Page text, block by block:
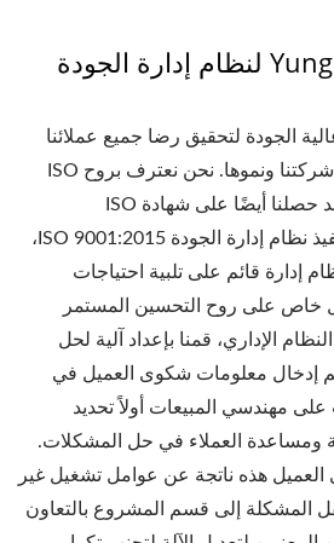
شهادة Yung Soon Lih لنظام إدارة الجودة
الجودة لتحقيق رضا جميع عملائنا
وأيضًا للحفاظ على تقدم شركتنا ونموها. نحن نعترف بروح ISO
9001:2015 الأساسية وقد حصلنا أيضًا على شهادة ISO
9001:2015. من خلال تنفيذ نظام إدارة الجودة ISO 9001:2015،
إدارة قائم على تلبية احتياجات
خاص على روح التحسين المستمر
الإداري، قمنا بإعداد آلية لحل
إدخال معلومات شكوى العميل في
مهندسي المبيعات أولاً تحديد
ومساعدة العملاء في حل المشكلات.
هذه ناتجة عن عوامل تشغيل غير
المشكلة إلى قسم المشروع بالتعاون